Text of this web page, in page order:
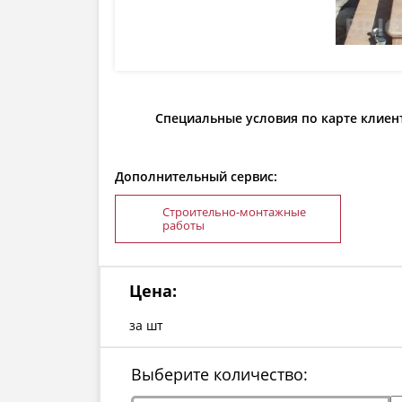
Специальные условия по карте
Дополнительный сервис:
Строительно-монтажные
работы
Цена:
за шт
Выберите количество: